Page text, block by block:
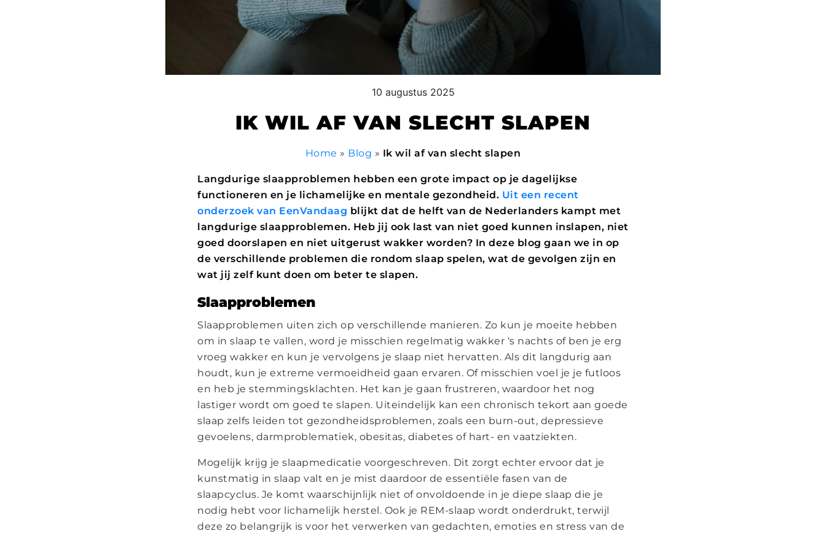
10 augustus 2025
IK WIL AF VAN SLECHT SLAPEN
Home » Blog » Ik wil af van slecht slapen
Langdurige slaapproblemen hebben een grote impact op je dagelijkse
functioneren en je lichamelijke en mentale gezondheid. Uit een recent
onderzoek van EenVandaag blijkt dat de helft van de Nederlanders kampt met
langdurige slaapproblemen. Heb jij ook last van niet goed kunnen inslapen, niet
goed doorslapen en niet uitgerust wakker worden? In deze blog gaan we in op
de verschillende problemen die rondom slaap spelen, wat de gevolgen zijn en
wat jij zelf kunt doen om beter te slapen.
Slaapproblemen
Slaapproblemen uiten zich op verschillende manieren. Zo kun je moeite hebben
om in slaap te vallen, word je misschien regelmatig wakker ‘s nachts of ben je erg
vroeg wakker en kun je vervolgens je slaap niet hervatten. Als dit langdurig aan
houdt, kun je extreme vermoeidheid gaan ervaren. Of misschien voel je je futloos
en heb je stemmingsklachten. Het kan je gaan frustreren, waardoor het nog
lastiger wordt om goed te slapen. Uiteindelijk kan een chronisch tekort aan goede
slaap zelfs leiden tot gezondheidsproblemen, zoals een burn-out, depressieve
gevoelens, darmproblematiek, obesitas, diabetes of hart- en vaatziekten.
Mogelijk krijg je slaapmedicatie voorgeschreven. Dit zorgt echter ervoor dat je
kunstmatig in slaap valt en je mist daardoor de essentiële fasen van de
slaapcyclus. Je komt waarschijnlijk niet of onvoldoende in je diepe slaap die je
nodig hebt voor lichamelijk herstel. Ook je REM-slaap wordt onderdrukt, terwijl
deze zo belangrijk is voor het verwerken van gedachten, emoties en stress van de